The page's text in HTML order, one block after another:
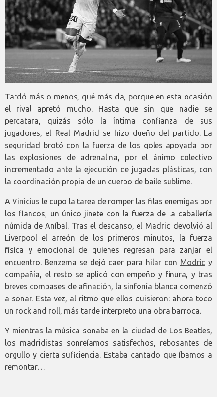
Tardó más o menos, qué más da, porque en esta ocasión
el rival apretó mucho. Hasta que sin que nadie se
percatara, quizás sólo la íntima confianza de sus
jugadores, el Real Madrid se hizo dueño del partido. La
seguridad brotó con la fuerza de los goles apoyada por
las explosiones de adrenalina, por el ánimo colectivo
incrementado ante la ejecución de jugadas plásticas, con
la coordinación propia de un cuerpo de baile sublime.
A Vinicius le cupo la tarea de romper las filas enemigas por
los flancos, un único jinete con la fuerza de la caballería
númida de Aníbal. Tras el descanso, el Madrid devolvió al
Liverpool el arreón de los primeros minutos, la fuerza
física y emocional de quienes regresan para zanjar el
encuentro. Benzema se dejó caer para hilar con Modric y
compañía, el resto se aplicó con empeño y finura, y tras
breves compases de afinación, la sinfonía blanca comenzó
a sonar. Esta vez, al ritmo que ellos quisieron: ahora toco
un rock and roll, más tarde interpreto una obra barroca.
Y mientras la música sonaba en la ciudad de Los Beatles,
los madridistas sonreíamos satisfechos, rebosantes de
orgullo y cierta suficiencia. Estaba cantado que íbamos a
remontar…